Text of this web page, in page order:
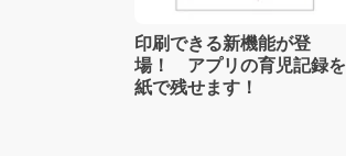
印刷できる新機能が登
場！ アプリの育児記録を
紙で残せます！